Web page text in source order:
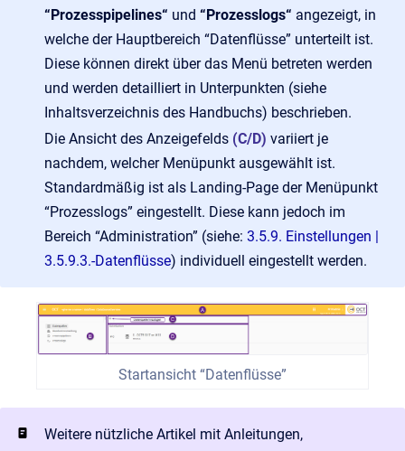
“Prozesspipelines“ und “Prozesslogs“ angezeigt, in
welche der Hauptbereich “Datenflüsse” unterteilt ist.
Diese können direkt über das Menü betreten werden
und werden detailliert in Unterpunkten (siehe
Inhaltsverzeichnis des Handbuchs) beschrieben.
Die Ansicht des Anzeigefelds (C/D) variiert je
nachdem, welcher Menüpunkt ausgewählt ist.
Standardmäßig ist als Landing-Page der Menüpunkt
“Prozesslogs” eingestellt. Diese kann jedoch im
Bereich “Administration” (siehe: 3.5.9. Einstellungen |
3.5.9.3.-Datenflüsse) individuell eingestellt werden.
Startansicht “Datenflüsse”
Weitere nützliche Artikel mit Anleitungen,